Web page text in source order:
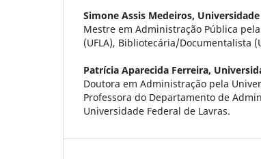
Simone Assis Medeiros,
Mestre em Administração Pública
(UFLA), Bibliotecária/Documentalista
Patrícia Aparecida Ferreira,
Doutora em Administração pela
Professora do Departamento de
Universidade Federal de Lavras.